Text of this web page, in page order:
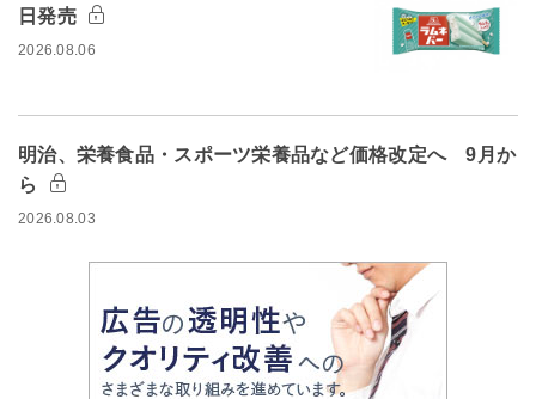
日発売
2026.08.06
明治、栄養食品・スポーツ栄養品など価格改定へ 9月か
ら
2026.08.03